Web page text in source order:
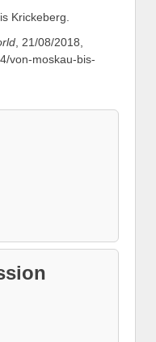
Krickeberg.
, 21/08/2018,
von-moskau-bis-